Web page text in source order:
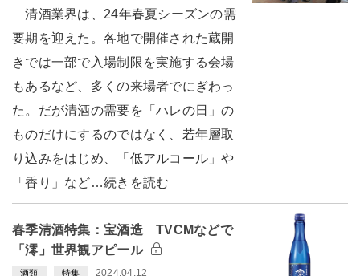
清酒業界は、24年春夏シーズンの需
要期を迎えた。各地で開催された蔵開
きでは一部で入場制限を実施する会場
もあるなど、多くの来場者でにぎわっ
た。だが清酒の需要を「ハレの日」の
ものだけにするのではなく、若年層取
り込みをはじめ、「低アルコール」や
「香り」など…続きを読む
春季清酒特集：宝酒造 TVCMなどで
「澪」世界観アピール
酒類 特集 2024.04.12